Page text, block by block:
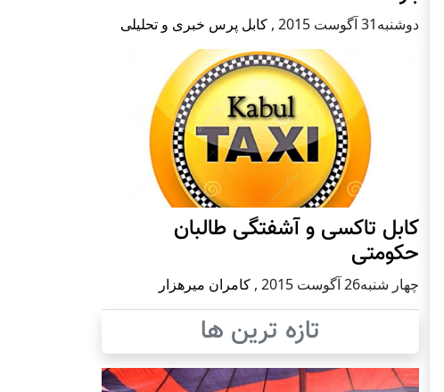
دوشنبه31 آگوست 2015 , کابل پرس خبری و تحلیلی
کابل تاکسی و آشفتگی طالبان
حکومتی
چهار شنبه26 آگوست 2015 , کامران میرهزار
تازه ترین ها